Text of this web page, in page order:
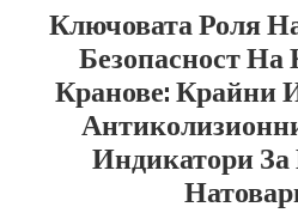
Ключовата Роля
Безопасност На
Кранове: Крайни
Индикатори